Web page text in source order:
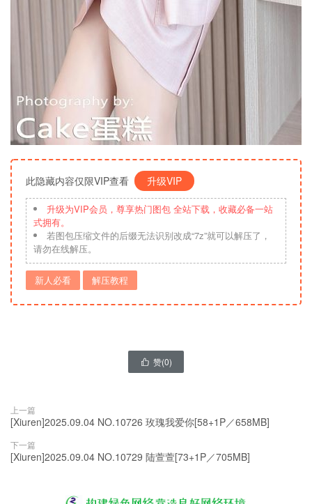
此隐藏内容仅限VIP查看 升级VIP
升级为VIP会员，尊享热门图包 全站下载，收藏必备一站
式拥有。
若图包压缩文件的后缀无法识别改成“7z”就可以解压了，
请勿在线解压。
新人必看 解压教程
 赞(0)
上一篇
[Xiuren]2025.09.04 NO.10726 玫瑰我爱你[58+1P／658MB]
下一篇
[Xiuren]2025.09.04 NO.10729 陆萱萱[73+1P／705MB]